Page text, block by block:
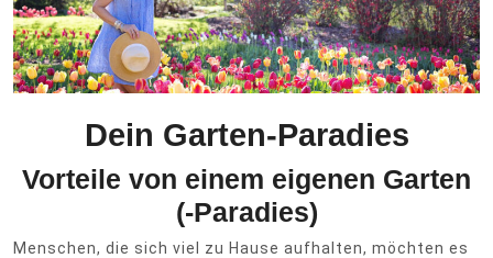
Dein Garten-Paradies
Vorteile von einem eigenen Garten
(-Paradies)
Menschen, die sich viel zu Hause aufhalten, möchten es